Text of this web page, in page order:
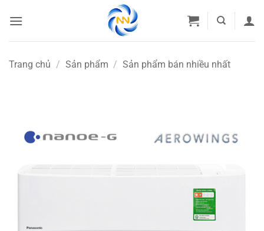
qua
Trang chủ / Sản phẩm / Sản phẩm bán nhiều nhất